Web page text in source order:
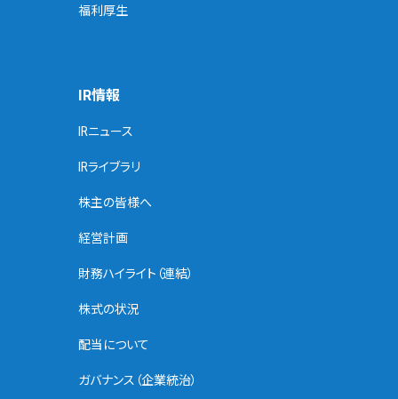
福利厚生
IR情報
IRニュース
IRライブラリ
株主の皆様へ
経営計画
財務ハイライト（連結）
株式の状況
配当について
ガバナンス（企業統治）